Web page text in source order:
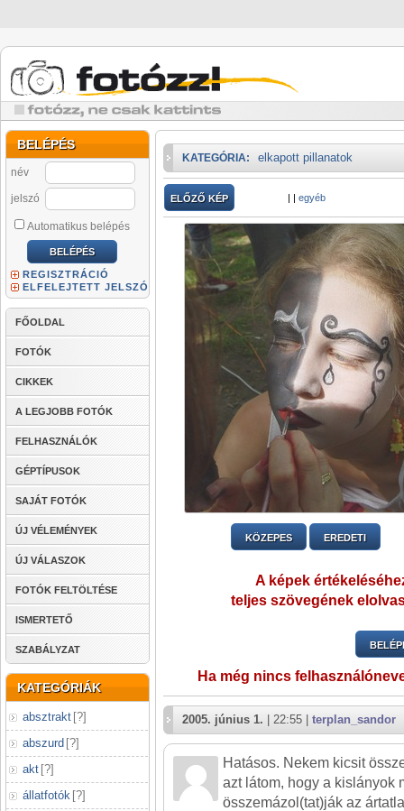
BELÉPÉS
név
jelszó
Automatikus belépés
REGISZTRÁCIÓ
ELFELEJTETT JELSZÓ
FŐOLDAL
FOTÓK
CIKKEK
A LEGJOBB FOTÓK
FELHASZNÁLÓK
GÉPTÍPUSOK
SAJÁT FOTÓK
ÚJ VÉLEMÉNYEK
ÚJ VÁLASZOK
FOTÓK FELTÖLTÉSE
ISMERTETŐ
SZABÁLYZAT
KATEGÓRIÁK
absztrakt [?]
abszurd [?]
akt [?]
állatfotók [?]
KATEGÓRIA: elkapott pillanatok
ELŐZŐ KÉP | | egyéb
KÖZEPES EREDETI
A képek
teljes szövegének
Ha még nincs
2005. június 1. | 22:55 | terplan_sandor
Hatásos. Nekem kicsit
azt látom, hogy a kislányok
összemázol(tat)ják az